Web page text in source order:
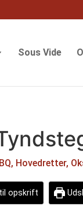
Sous Vide
, Hovedretter,
opskrift